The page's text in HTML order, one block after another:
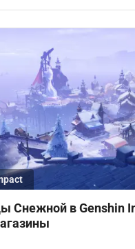
Снежной в Genshin